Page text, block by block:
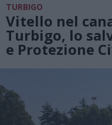
TURBIGO
Vitello nel
Turbigo, lo
e Protezione